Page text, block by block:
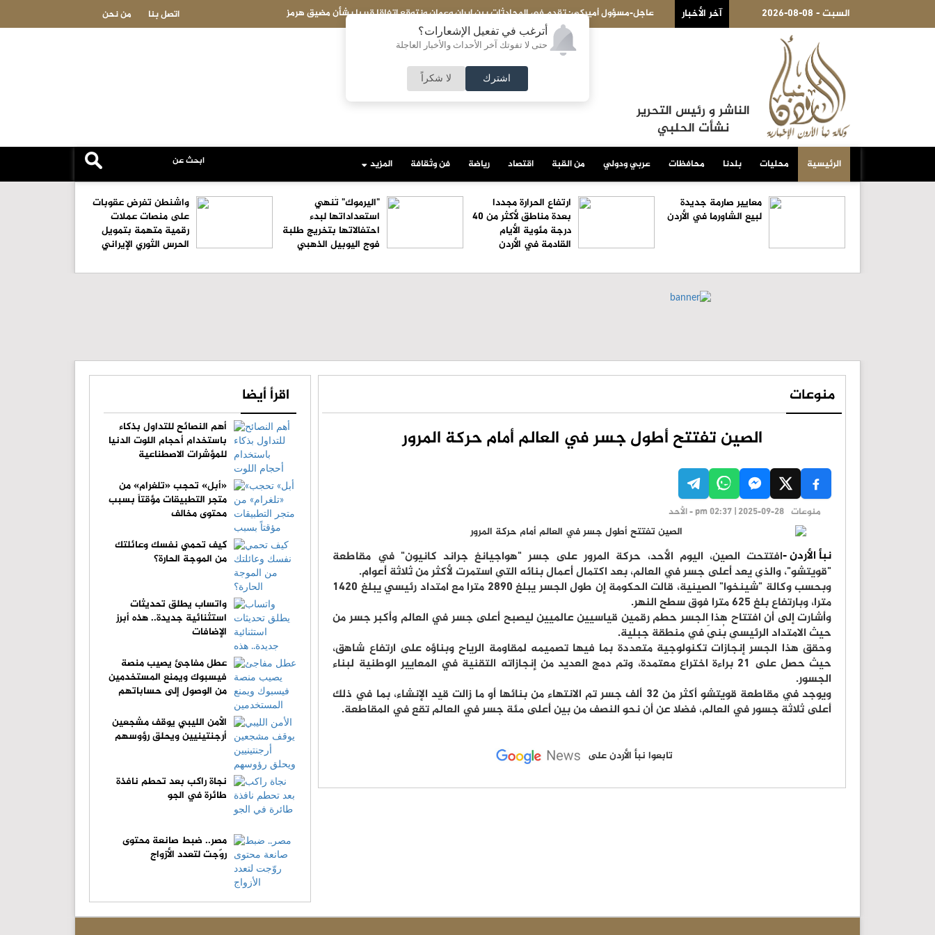
أترغب في تفعيل الإشعارات؟
حتى لا تفوتك آخر الأحداث والأخبار العاجلة
اشترك لا شكراً
2026-08-08 - السبت آخر الأخبار عاجل-مسؤول أميركي: تقدم في المحادثات بين إيران وعمان ونتوقع اتفاقا قريبا بشأن مضيق هرمز عاجل-إيطاليا وبريطانيا وسويسرا قد تشارك في آلية التحقق من نزع
من نحن اتصل بنا
الناشر و رئيس التحرير
نشأت الحلبي
الرئيسية محليات بلدنا محافظات عربي ودولي من القبة اقتصاد رياضة فن وثقافة المزيد
معايير صارمة جديدة
لبيع الشاورما في الأردن
ارتفاع الحرارة مجددا
بعدة مناطق لأكثر من 40
درجة مئوية الأيام
القادمة في الأردن
"اليرموك" تُنهي
استعداداتها لبدء
احتفالاتها بتخريج طلبة
فوج اليوبيل الذهبي
واشنطن تفرض عقوبات
على منصات عملات
رقمية متهمة بتمويل
الحرس الثوري الإيراني
منوعات
الصين تفتتح أطول جسر في العالم أمام حركة المرور
منوعات pm 02:37 | 2025-09-28 - الأحد
نبأ الأردن -افتتحت الصين، اليوم الأحد، حركة المرور على جسر "هواجيانغ جراند كانيون" في مقاطعة
"قويتشو"، والذي يعد أعلى جسر في العالم، بعد اكتمال أعمال بنائه التي استمرت لأكثر من ثلاثة أعوام.
وبحسب وكالة "شينخوا" الصينية، قالت الحكومة إن طول الجسر يبلغ 2890 مترا مع امتداد رئيسي يبلغ 1420
مترا، وبارتفاع بلغ 625 مترا فوق سطح النهر.
وأشارت إلى أن افتتاح هذا الجسر حطم رقمين قياسيين عالميين ليصبح أعلى جسر في العالم وأكبر جسر من
حيث الامتداد الرئيسي بُنِيَ في منطقة جبلية.
وحقق هذا الجسر إنجازات تكنولوجية متعددة بما فيها تصميمه لمقاومة الرياح وبناؤه على ارتفاع شاهق،
حيث حصل على 21 براءة اختراع معتمدة، وتم دمج العديد من إنجازاته التقنية في المعايير الوطنية لبناء
الجسور.
ويوجد في مقاطعة قويتشو أكثر من 32 ألف جسر تم الانتهاء من بنائها أو ما زالت قيد الإنشاء، بما في ذلك
أعلى ثلاثة جسور في العالم، فضلا عن أن نحو النصف من بين أعلى مئة جسر في العالم تقع في المقاطعة.
تابعوا نبأ الأردن على
اقرأ أيضا
أهم النصائح للتداول بذكاء
باستخدام أحجام اللوت الدنيا
للمؤشرات الاصطناعية
«أبل» تحجب «تلغرام» من
متجر التطبيقات مؤقتاً بسبب
محتوى مخالف
كيف تحمي نفسك وعائلتك
من الموجة الحارة؟
واتساب يطلق تحديثات
استثنائية جديدة.. هذه أبرز
الإضافات
عطل مفاجئ يصيب منصة
فيسبوك ويمنع المستخدمين
من الوصول إلى حساباتهم
الأمن الليبي يوقف مشجعين
أرجنتينيين ويحلق رؤوسهم
نجاة راكب بعد تحطم نافذة
طائرة في الجو
مصر.. ضبط صانعة محتوى
روّجت لتعدد الأزواج